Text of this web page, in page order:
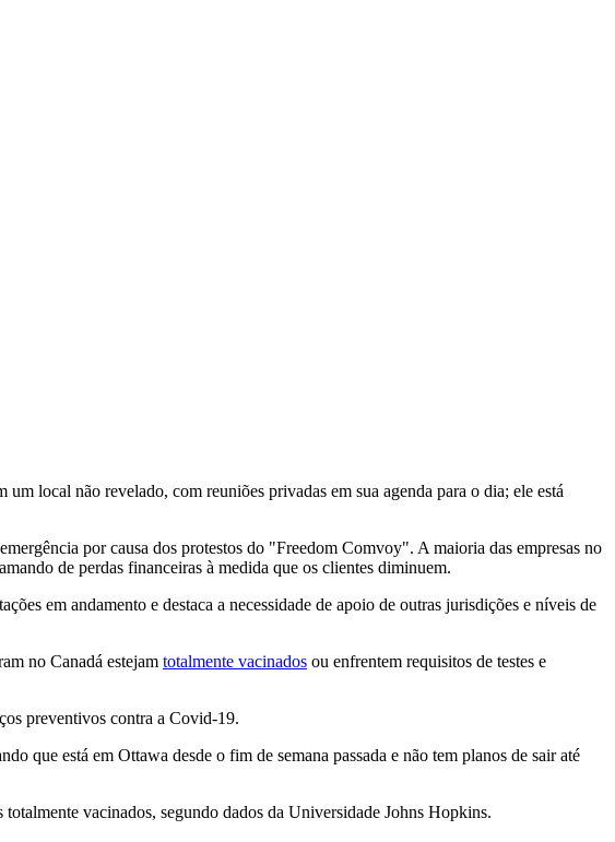
um local não revelado, com reuniões privadas em sua agenda para o dia; ele está
por causa dos protestos do "Freedom Comvoy". A maioria das empresas no
de perdas financeiras à medida que os clientes diminuem.
em andamento e destaca a necessidade de apoio de outras jurisdições e níveis de
no Canadá estejam totalmente vacinados ou enfrentem requisitos de testes e
preventivos contra a Covid-19.
que está em Ottawa desde o fim de semana passada e não tem planos de sair até
vacinados, segundo dados da Universidade Johns Hopkins.